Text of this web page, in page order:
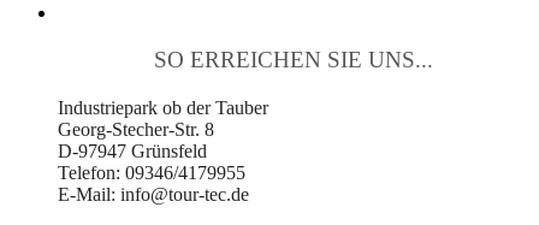
SO ERREICHEN SIE UNS...
Industriepark ob der Tauber
Georg-Stecher-Str. 8
D-97947 Grünsfeld
Telefon: 09346/4179955
E-Mail: info@tour-tec.de